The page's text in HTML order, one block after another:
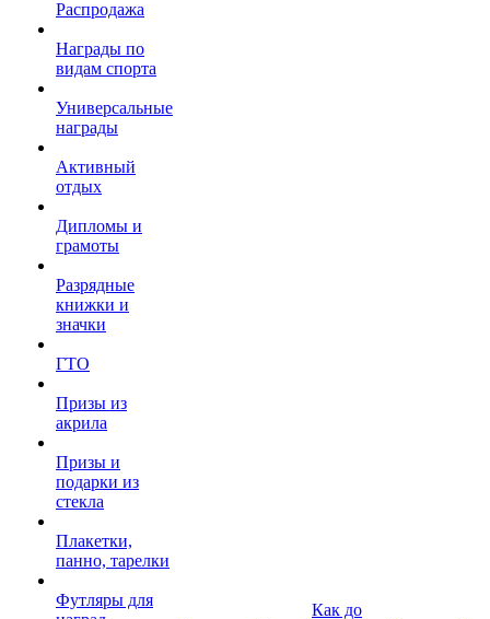
Распродажа
Награды по
видам спорта
Универсальные
награды
Активный
отдых
Дипломы и
грамоты
Разрядные
книжки и
значки
ГТО
Призы из
акрила
Призы и
подарки из
стекла
Плакетки,
панно, тарелки
Футляры для
Как до